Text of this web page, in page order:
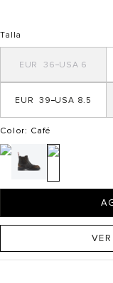
Talla
6
36
8.5
39
Color: Café
tommy hilfiger
balance 574
mujer